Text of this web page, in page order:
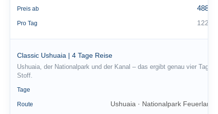
Preis ab 488 €
Pro Tag 122 €
Classic Ushuaia | 4 Tage Reise
Ushuaia, der Nationalpark und der Kanal – das ergibt genau vier Tage
Stoff.
Tage
Route Ushuaia · Nationalpark Feuerland